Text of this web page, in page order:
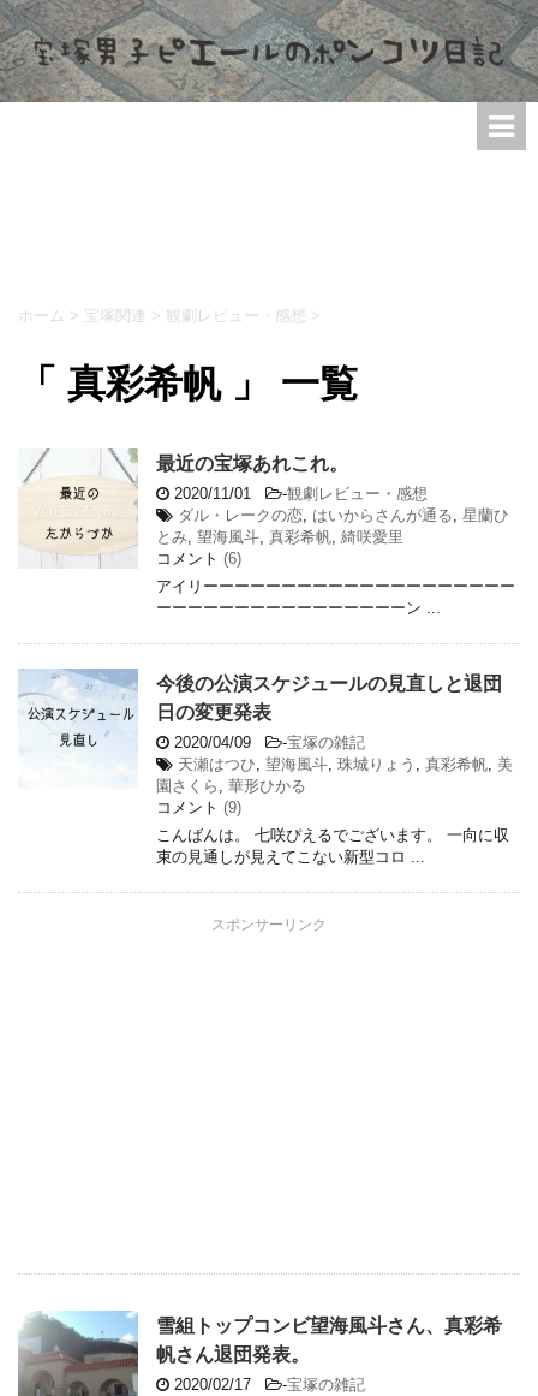
ホーム > 宝塚関連 > 観劇レビュー・感想 >
「 真彩希帆 」 一覧
最近の宝塚あれこれ。
2020/11/01 -観劇レビュー・感想
ダル・レークの恋, はいからさんが通る, 星蘭ひ
とみ, 望海風斗, 真彩希帆, 綺咲愛里
コメント (6)
アイリーーーーーーーーーーーーーーーーーーーー
ーーーーーーーーーーーーーーーーン ...
今後の公演スケジュールの見直しと退団
日の変更発表
2020/04/09 -宝塚の雑記
天瀬はつひ, 望海風斗, 珠城りょう , 真彩希帆, 美
園さくら , 華形ひかる
コメント (9)
こんばんは。 七咲ぴえるでございます。 一向に収
束の見通しが見えてこない新型コロ ...
スポンサーリンク
雪組トップコンビ望海風斗さん、真彩希
帆さん退団発表。
2020/02/17 -宝塚の雑記